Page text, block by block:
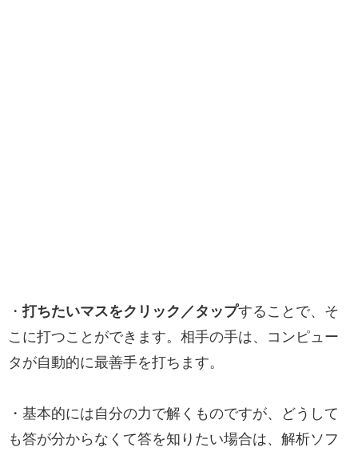
・打ちたいマスをクリック／タップすることで、そ
こに打つことができます。相手の手は、コンピュー
タが自動的に最善手を打ちます。
・基本的には自分の力で解くものですが、どうして
も答が分からなくて答を知りたい場合は、解析ソフ